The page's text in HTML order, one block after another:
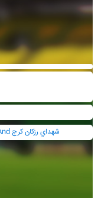
بازی های گذشته مهاجر نوين مشهد And شهداي رزکان کرج